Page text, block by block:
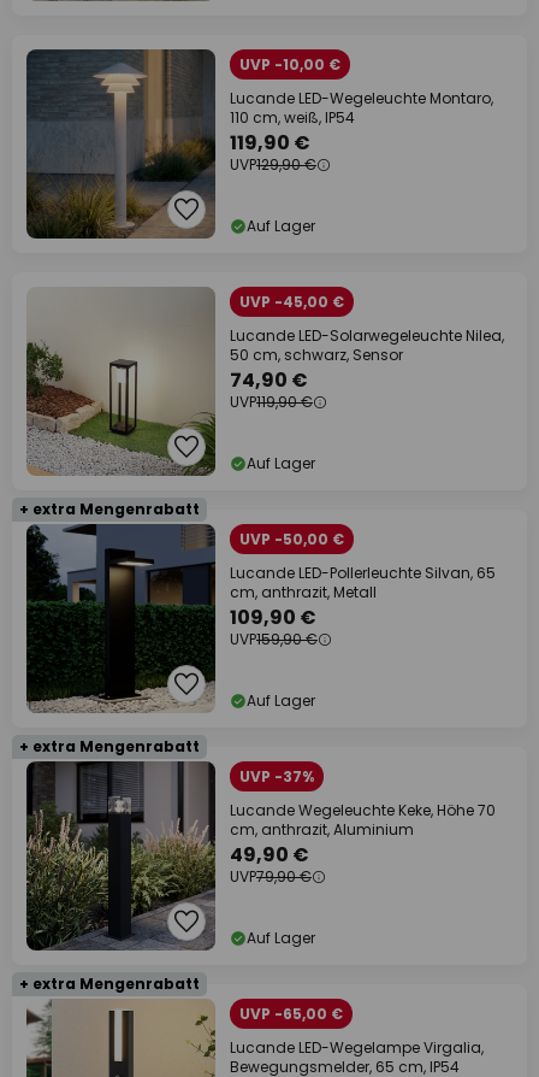
UVP -10,00 €
Lucande LED-Wegeleuchte Montaro,
110 cm, weiß, IP54
119,90 €
UVP129,90 €
Auf Lager
UVP -45,00 €
Lucande LED-Solarwegeleuchte Nilea,
50 cm, schwarz, Sensor
74,90 €
UVP119,90 €
Auf Lager
+ extra Mengenrabatt
UVP -50,00 €
Lucande LED-Pollerleuchte Silvan, 65
cm, anthrazit, Metall
109,90 €
UVP159,90 €
Auf Lager
+ extra Mengenrabatt
UVP -37%
Lucande Wegeleuchte Keke, Höhe 70
cm, anthrazit, Aluminium
49,90 €
UVP79,90 €
Auf Lager
+ extra Mengenrabatt
UVP -65,00 €
Lucande LED-Wegelampe Virgalia,
Bewegungsmelder, 65 cm, IP54